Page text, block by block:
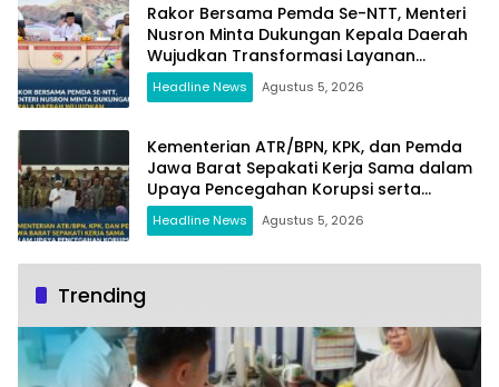
Rakor Bersama Pemda Se-NTT, Menteri
Nusron Minta Dukungan Kepala Daerah
Wujudkan Transformasi Layanan
Pertanahan
Headline News Agustus 5, 2026
Kementerian ATR/BPN, KPK, dan Pemda
Jawa Barat Sepakati Kerja Sama dalam
Upaya Pencegahan Korupsi serta
Penguatan Ekonomi Daerah
Headline News Agustus 5, 2026
Trending